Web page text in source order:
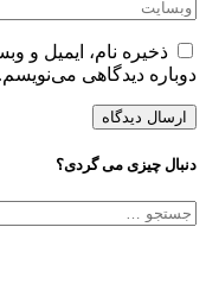
ذخیره نام، ایمیل و
دوباره دیدگاهی می‌نویسم.
دنبال چیزی می گردی؟
جستجو